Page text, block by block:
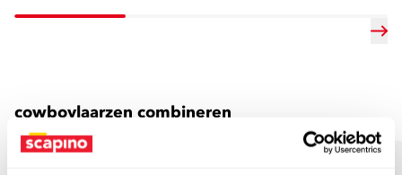
cowboylaarzen combineren
met een broek